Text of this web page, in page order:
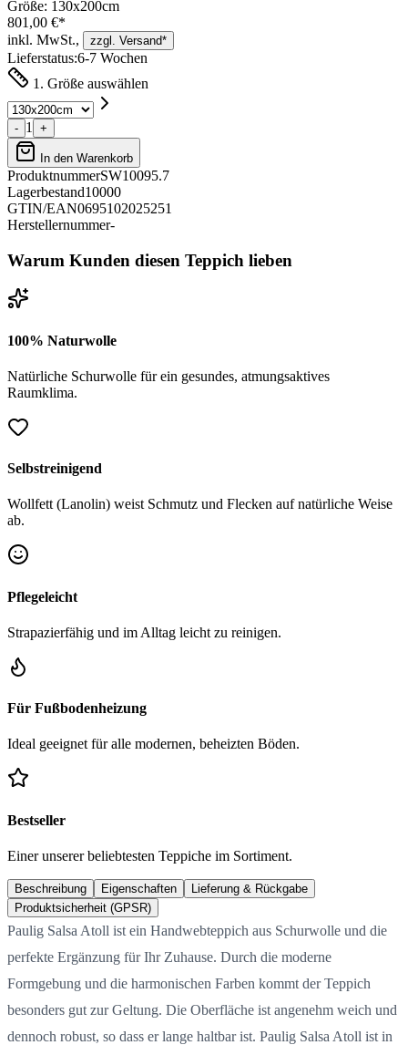
Größe: 130x200cm
801,00 €*
inkl. MwSt.,
zzgl. Versand*
Lieferstatus:6-7 Wochen
1. Größe auswählen
- 1 +
In den Warenkorb
ProduktnummerSW10095.7
Lagerbestand10000
GTIN/EAN0695102025251
Herstellernummer-
Warum Kunden diesen Teppich lieben
100% Naturwolle
Natürliche Schurwolle für ein gesundes, atmungsaktives
Raumklima.
Selbstreinigend
Wollfett (Lanolin) weist Schmutz und Flecken auf natürliche Weise
ab.
Pflegeleicht
Strapazierfähig und im Alltag leicht zu reinigen.
Für Fußbodenheizung
Ideal geeignet für alle modernen, beheizten Böden.
Bestseller
Einer unserer beliebtesten Teppiche im Sortiment.
Beschreibung Eigenschaften
Lieferung & Rückgabe
Produktsicherheit (GPSR)
Paulig Salsa Atoll ist ein Handwebteppich aus Schurwolle und die
perfekte Ergänzung für Ihr Zuhause. Durch die moderne
Formgebung und die harmonischen Farben kommt der Teppich
besonders gut zur Geltung. Die Oberfläche ist angenehm weich und
dennoch robust, so dass er lange haltbar ist. Paulig Salsa Atoll ist in